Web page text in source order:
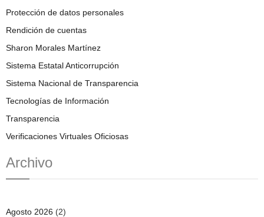
Protección de datos personales
Rendición de cuentas
Sharon Morales Martínez
Sistema Estatal Anticorrupción
Sistema Nacional de Transparencia
Tecnologías de Información
Transparencia
Verificaciones Virtuales Oficiosas
Archivo
Agosto 2026 (2)